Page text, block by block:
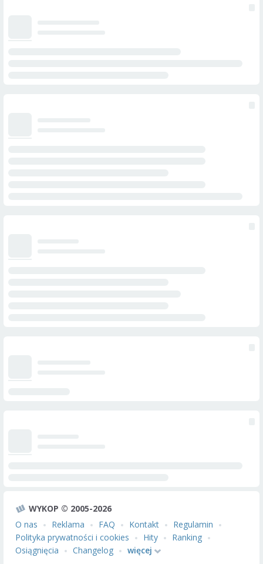
WYKOP © 2005-2026
O nas
Reklama FAQ Kontakt
Regulamin
Polityka prywatności i cookies
Hity
Ranking
Osiągnięcia
Changelog więcej